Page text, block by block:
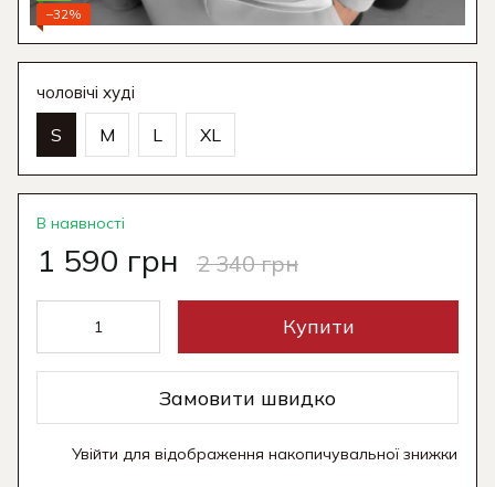
−32%
чоловічі худі
S M L XL
В наявності
1 590 грн 2 340 грн
Купити
Замовити швидко
Увійти для відображення накопичувальної знижки